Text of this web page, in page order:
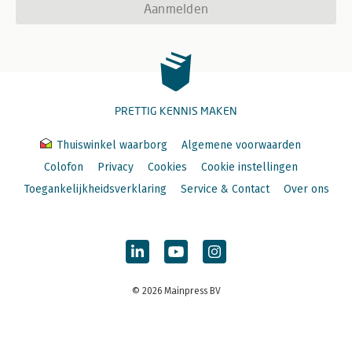
Aanmelden
PRETTIG KENNIS MAKEN
Thuiswinkel waarborg
Algemene voorwaarden
Colofon
Privacy Cookies
Cookie instellingen
Toegankelijkheidsverklaring
Service & Contact Over ons
© 2026 Mainpress BV